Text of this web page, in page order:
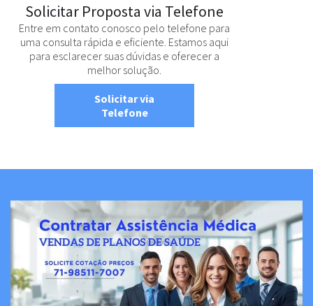
Solicitar Proposta via Telefone
Entre em contato conosco pelo telefone para
uma consulta rápida e eficiente. Estamos aqui
para esclarecer suas dúvidas e oferecer a
melhor solução.
Solicitar via
Telefone